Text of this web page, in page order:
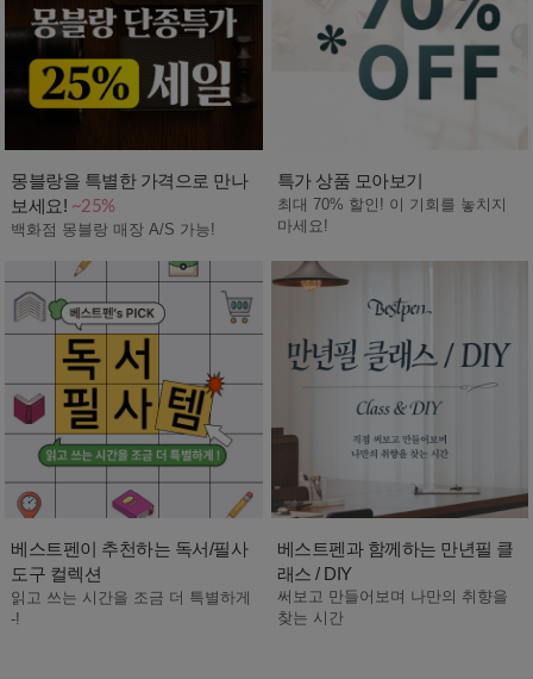
몽블랑을 특별한 가격으로 만나
보세요! ~25%
백화점 몽블랑 매장 A/S 가능!
특가 상품 모아보기
최대 70% 할인! 이 기회를 놓치지
마세요!
베스트펜이 추천하는 독서/필사
도구 컬렉션
읽고 쓰는 시간을 조금 더 특별하게
-!
베스트펜과 함께하는 만년필 클
래스 / DIY
써보고 만들어보며 나만의 취향을
찾는 시간